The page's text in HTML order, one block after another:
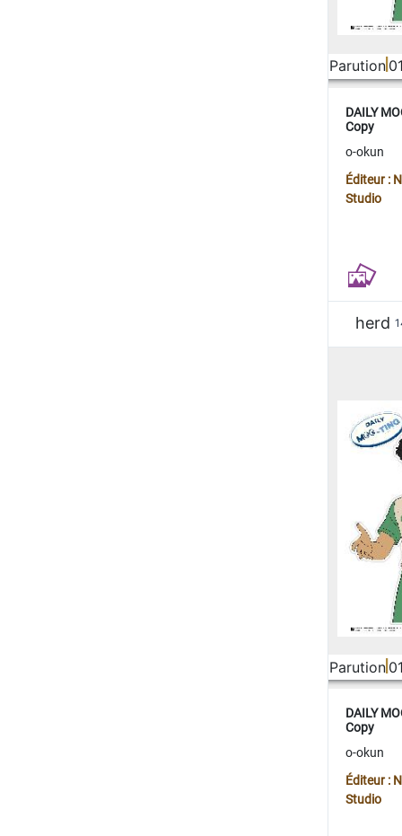
Parution
DAILY
Copy
o-okun
Éditeur :
Studio
herd
Parution
DAILY
Copy
o-okun
Éditeur :
Studio